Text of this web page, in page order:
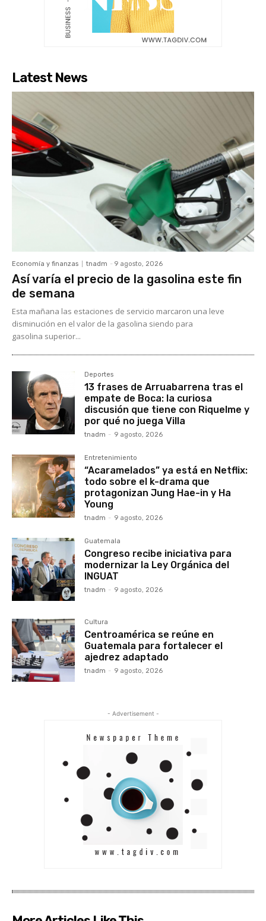
Latest News
Economía y finanzas tnadm - 9 agosto, 2026
Así varía el precio de la gasolina este fin
de semana
Esta mañana las estaciones de servicio marcaron una leve
disminución en el valor de la gasolina siendo para
gasolina superior...
Deportes
13 frases de Arruabarrena tras el
empate de Boca: la curiosa
discusión que tiene con Riquelme y
por qué no juega Villa
tnadm - 9 agosto, 2026
Entretenimiento
“Acaramelados” ya está en Netflix:
todo sobre el k-drama que
protagonizan Jung Hae-in y Ha
Young
tnadm - 9 agosto, 2026
Guatemala
Congreso recibe iniciativa para
modernizar la Ley Orgánica del
INGUAT
tnadm - 9 agosto, 2026
Cultura
Centroamérica se reúne en
Guatemala para fortalecer el
ajedrez adaptado
tnadm - 9 agosto, 2026
- Advertisement -